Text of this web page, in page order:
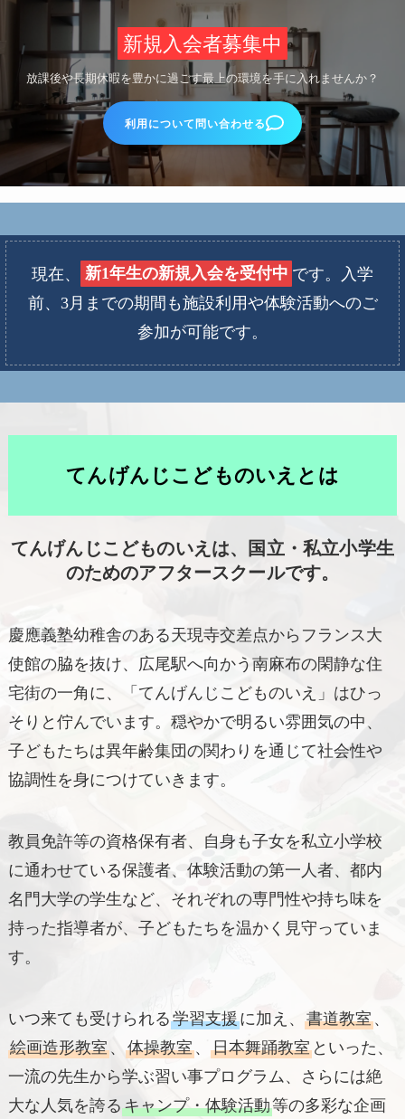
新規入会者募集中
放課後や長期休暇を豊かに過ごす最上の環境を手に入れませんか？
利用について問い合わせる
現在、 新1年生の新規入会を受付中 です。入学
前、3月までの期間も施設利用や体験活動へのご
参加が可能です。
てんげんじこどものいえとは
てんげんじこどものいえは、国立・私立小学生
のためのアフタースクールです。
慶應義塾幼稚舎のある天現寺交差点からフランス大
使館の脇を抜け、広尾駅へ向かう南麻布の閑静な住
宅街の一角に、「てんげんじこどものいえ」はひっ
そりと佇んでいます。穏やかで明るい雰囲気の中、
子どもたちは異年齢集団の関わりを通じて社会性や
協調性を身につけていきます。
教員免許等の資格保有者、自身も子女を私立小学校
に通わせている保護者、体験活動の第一人者、都内
名門大学の学生など、それぞれの専門性や持ち味を
持った指導者が、子どもたちを温かく見守っていま
す。
いつ来ても受けられる学習支援に加え、 書道教室、
絵画造形教室、 体操教室、 日本舞踊教室といった、
一流の先生から学ぶ習い事プログラム、さらには絶
大な人気を誇るキャンプ・体験活動等の多彩な企画